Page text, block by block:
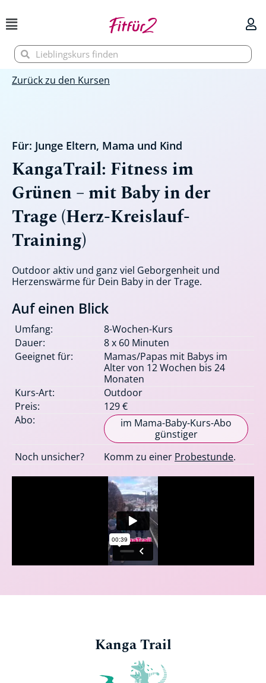
Inhalt
springen
SucheSuche
Zurück zu den Kursen
Für: Junge Eltern, Mama und Kind
KangaTrail: Fitness im
Grünen – mit Baby in der
Trage (Herz-Kreislauf-
Training)
Outdoor aktiv und ganz viel Geborgenheit und
Herzenswärme für Dein Baby in der Trage.
Auf einen Blick
Umfang:
8-Wochen-Kurs
Dauer:
8 x 60 Minuten
Geeignet für:
Mamas/Papas mit Babys im
Alter von 12 Wochen bis 24
Monaten
Kurs-Art:
Outdoor
Preis:
129 €
Abo:
im Mama-Baby-Kurs-Abo
günstiger
Noch unsicher?
Komm zu einer Probestunde.
Kanga Trail